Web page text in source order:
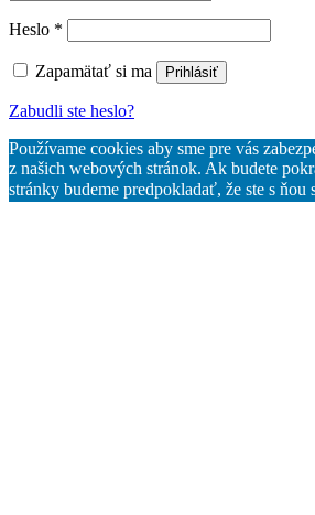
Heslo *
Zapamätať si ma Prihlásiť
Zabudli ste heslo?
Používame cookies aby sme pre vás
z našich webových stránok. Ak budete
stránky budeme predpokladať, že ste s ňou